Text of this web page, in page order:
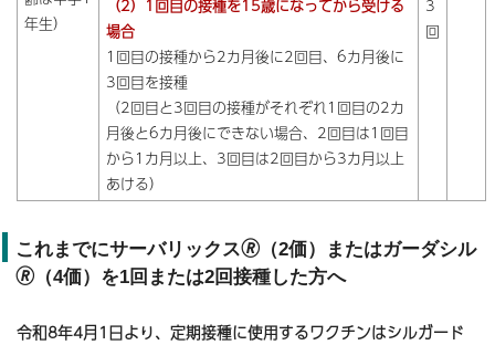
年生）
（2）1回目の接種を15歳になってから受ける
場合
1回目の接種から2カ月後に2回目、6カ月後に
3回目を接種
（2回目と3回目の接種がそれぞれ1回目の2カ
月後と6カ月後にできない場合、2回目は1回目
から1カ月以上、3回目は2回目から3カ月以上
あける）
3
回
これまでにサーバリックス🄬（2価）またはガーダシル
🄬（4価）を1回または2回接種した方へ
令和8年4月1日より、定期接種に使用するワクチンはシルガード